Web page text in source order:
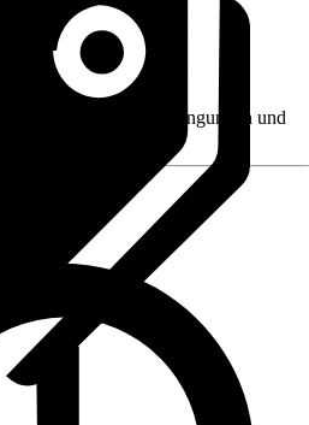
z. B. Rückgabebedingungen und
Verkäufernamen.